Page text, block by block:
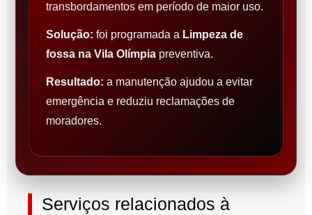
transbordamentos em período de maior uso.
Solução: foi programada a Limpeza de
fossa na Vila Olímpia preventiva.
Resultado: a manutenção ajudou a evitar
emergência e reduziu reclamações de
moradores.
Serviços relacionados à